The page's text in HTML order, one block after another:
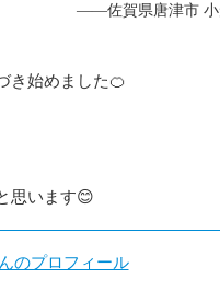
——佐賀県唐津市 小
き始めました🍊
思います😊
のプロフィール